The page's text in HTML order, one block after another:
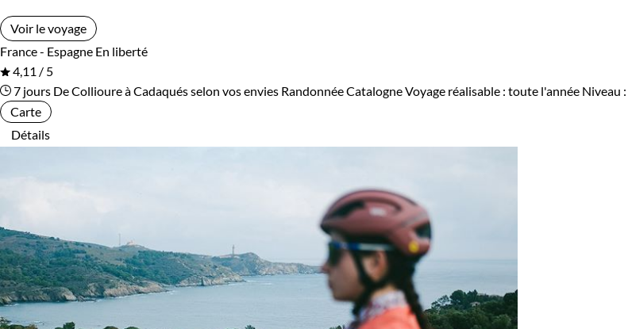
Voir le voyage
France - Espagne En liberté
4,11 / 5
7 jours De Collioure à Cadaqués selon vos envies Randonnée CatalogneVoyage réalisable : toute l'année Niveau :
Carte
Détails